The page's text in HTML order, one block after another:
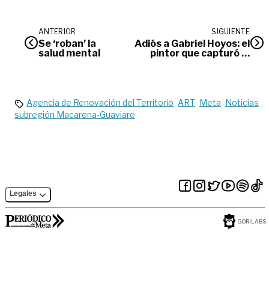
ANTERIOR
Se ‘roban’ la
salud mental
SIGUIENTE
Adiós a Gabriel Hoyos: el
pintor que capturó la
Agencia de Renovación del Territorio ART Meta Noticias
subregión Macarena-Guaviare
Legales
GORILABS